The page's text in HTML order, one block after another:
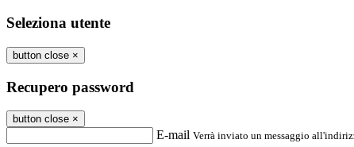
Seleziona utente
button close ×
Recupero password
button close ×
E-mail Verrà inviato un messaggio